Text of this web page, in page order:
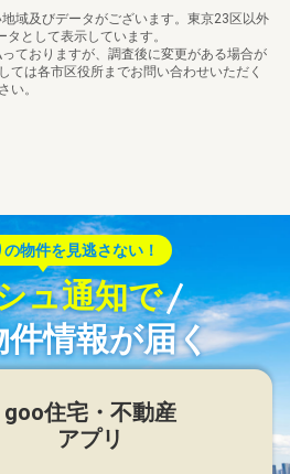
域及びデータがございます。東京23区以外
として表示しています。
ておりますが、調査後に変更がある場合が
ては各市区役所までお問い合わせいただく
い。
物件を見逃さない！
ュ通知で
情報が届く
goo住宅・不動産
アプリ